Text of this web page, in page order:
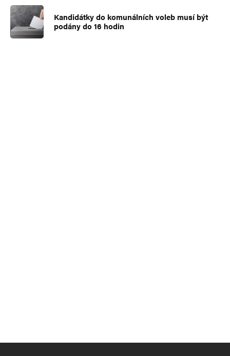
Kandidátky do komunálních voleb musí být
podány do 16 hodin